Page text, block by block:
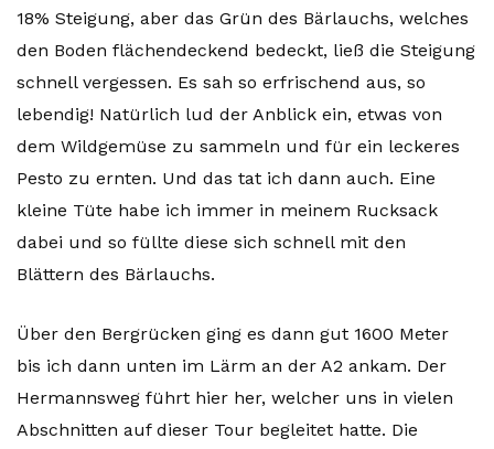
18% Steigung, aber das Grün des Bärlauchs, welches
den Boden flächendeckend bedeckt, ließ die Steigung
schnell vergessen. Es sah so erfrischend aus, so
lebendig! Natürlich lud der Anblick ein, etwas von
dem Wildgemüse zu sammeln und für ein leckeres
Pesto zu ernten. Und das tat ich dann auch. Eine
kleine Tüte habe ich immer in meinem Rucksack
dabei und so füllte diese sich schnell mit den
Blättern des Bärlauchs.
Über den Bergrücken ging es dann gut 1600 Meter
bis ich dann unten im Lärm an der A2 ankam. Der
Hermannsweg führt hier her, welcher uns in vielen
Abschnitten auf dieser Tour begleitet hatte. Die